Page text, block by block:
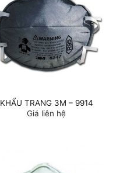
KHẨU TRANG 3M – 9914
Giá liên hệ